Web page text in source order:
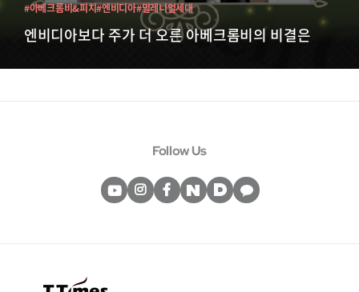
엔비디아보다 주가 더 오른 아베크롬비의 비결은
#아베크롬비&피치#엔비디아#밀레니얼세대
Follow Us